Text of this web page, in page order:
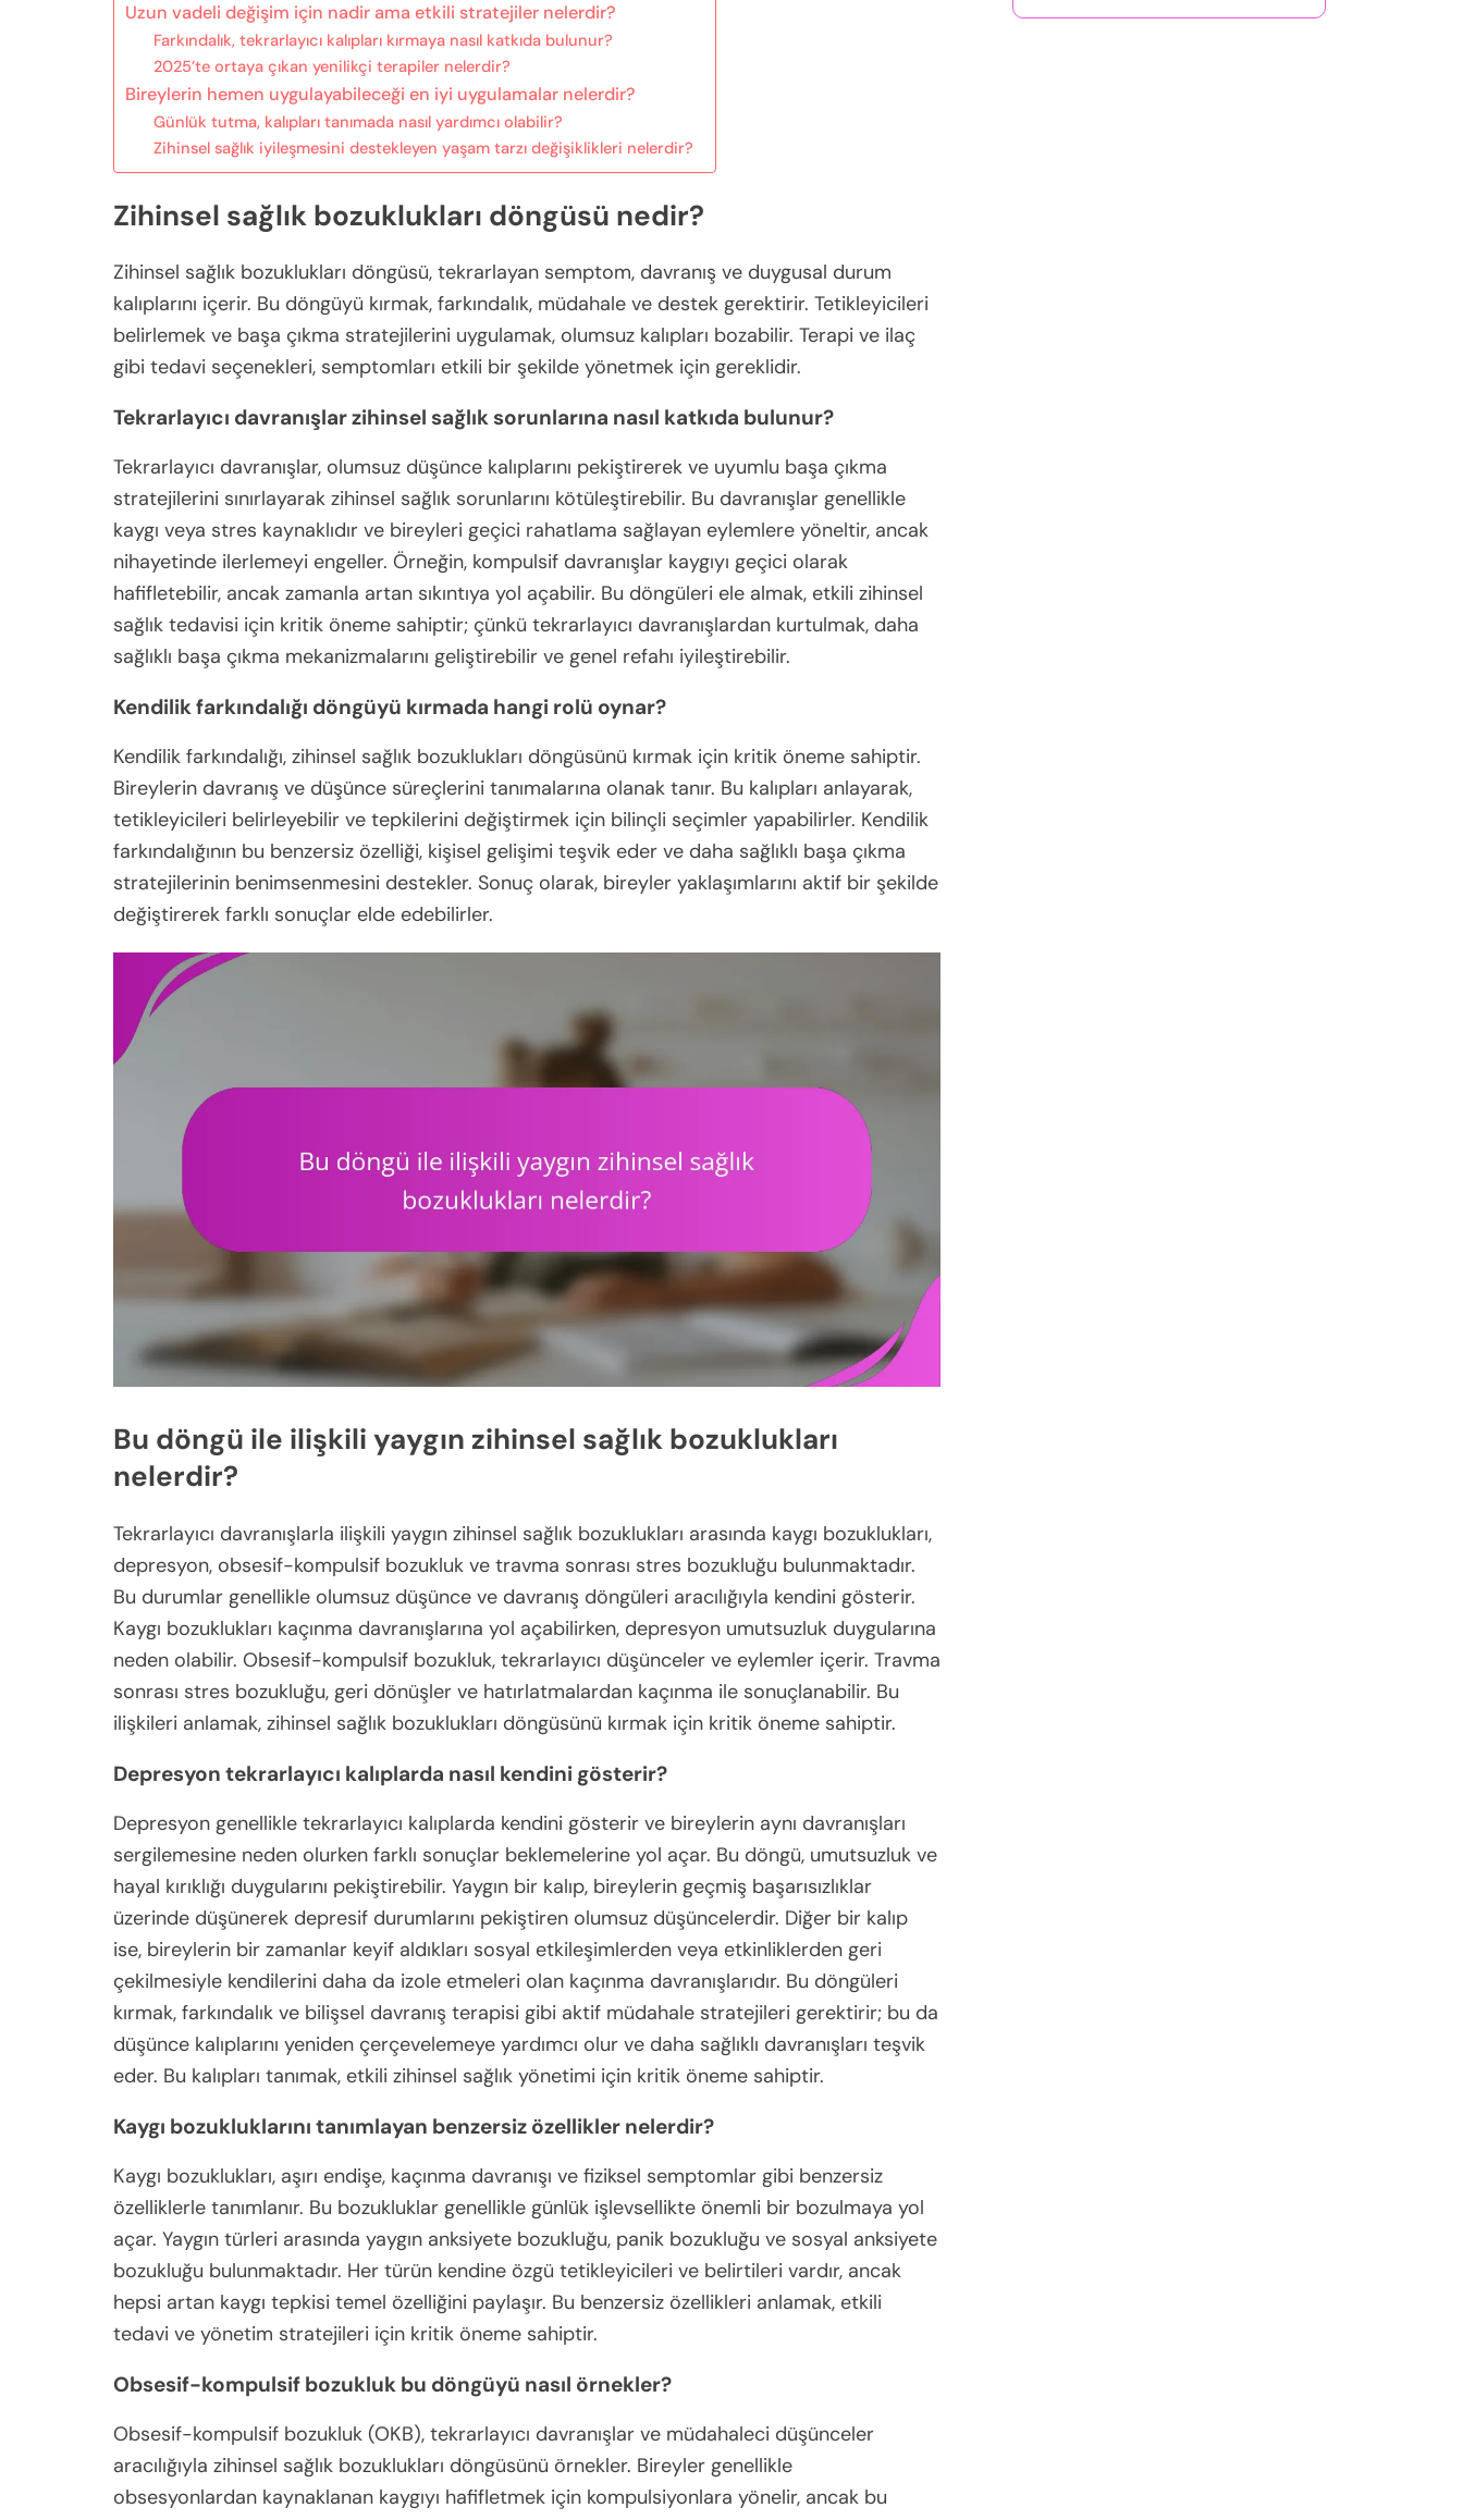
Uzun vadeli değişim için nadir ama etkili stratejiler nelerdir?
Farkındalık, tekrarlayıcı kalıpları kırmaya nasıl katkıda bulunur?
2025’te ortaya çıkan yenilikçi terapiler nelerdir?
Bireylerin hemen uygulayabileceği en iyi uygulamalar nelerdir?
Günlük tutma, kalıpları tanımada nasıl yardımcı olabilir?
Zihinsel sağlık iyileşmesini destekleyen yaşam tarzı değişiklikleri nelerdir?
Zihinsel sağlık bozuklukları döngüsü nedir?
Zihinsel sağlık bozuklukları döngüsü, tekrarlayan semptom, davranış ve duygusal durum
kalıplarını içerir. Bu döngüyü kırmak, farkındalık, müdahale ve destek gerektirir. Tetikleyicileri
belirlemek ve başa çıkma stratejilerini uygulamak, olumsuz kalıpları bozabilir. Terapi ve ilaç
gibi tedavi seçenekleri, semptomları etkili bir şekilde yönetmek için gereklidir.
Tekrarlayıcı davranışlar zihinsel sağlık sorunlarına nasıl katkıda bulunur?
Tekrarlayıcı davranışlar, olumsuz düşünce kalıplarını pekiştirerek ve uyumlu başa çıkma
stratejilerini sınırlayarak zihinsel sağlık sorunlarını kötüleştirebilir. Bu davranışlar genellikle
kaygı veya stres kaynaklıdır ve bireyleri geçici rahatlama sağlayan eylemlere yöneltir, ancak
nihayetinde ilerlemeyi engeller. Örneğin, kompulsif davranışlar kaygıyı geçici olarak
hafifletebilir, ancak zamanla artan sıkıntıya yol açabilir. Bu döngüleri ele almak, etkili zihinsel
sağlık tedavisi için kritik öneme sahiptir; çünkü tekrarlayıcı davranışlardan kurtulmak, daha
sağlıklı başa çıkma mekanizmalarını geliştirebilir ve genel refahı iyileştirebilir.
Kendilik farkındalığı döngüyü kırmada hangi rolü oynar?
Kendilik farkındalığı, zihinsel sağlık bozuklukları döngüsünü kırmak için kritik öneme sahiptir.
Bireylerin davranış ve düşünce süreçlerini tanımalarına olanak tanır. Bu kalıpları anlayarak,
tetikleyicileri belirleyebilir ve tepkilerini değiştirmek için bilinçli seçimler yapabilirler. Kendilik
farkındalığının bu benzersiz özelliği, kişisel gelişimi teşvik eder ve daha sağlıklı başa çıkma
stratejilerinin benimsenmesini destekler. Sonuç olarak, bireyler yaklaşımlarını aktif bir şekilde
değiştirerek farklı sonuçlar elde edebilirler.
Bu döngü ile ilişkili yaygın zihinsel sağlık bozuklukları
nelerdir?
Tekrarlayıcı davranışlarla ilişkili yaygın zihinsel sağlık bozuklukları arasında kaygı bozuklukları,
depresyon, obsesif-kompulsif bozukluk ve travma sonrası stres bozukluğu bulunmaktadır.
Bu durumlar genellikle olumsuz düşünce ve davranış döngüleri aracılığıyla kendini gösterir.
Kaygı bozuklukları kaçınma davranışlarına yol açabilirken, depresyon umutsuzluk duygularına
neden olabilir. Obsesif-kompulsif bozukluk, tekrarlayıcı düşünceler ve eylemler içerir. Travma
sonrası stres bozukluğu, geri dönüşler ve hatırlatmalardan kaçınma ile sonuçlanabilir. Bu
ilişkileri anlamak, zihinsel sağlık bozuklukları döngüsünü kırmak için kritik öneme sahiptir.
Depresyon tekrarlayıcı kalıplarda nasıl kendini gösterir?
Depresyon genellikle tekrarlayıcı kalıplarda kendini gösterir ve bireylerin aynı davranışları
sergilemesine neden olurken farklı sonuçlar beklemelerine yol açar. Bu döngü, umutsuzluk ve
hayal kırıklığı duygularını pekiştirebilir. Yaygın bir kalıp, bireylerin geçmiş başarısızlıklar
üzerinde düşünerek depresif durumlarını pekiştiren olumsuz düşüncelerdir. Diğer bir kalıp
ise, bireylerin bir zamanlar keyif aldıkları sosyal etkileşimlerden veya etkinliklerden geri
çekilmesiyle kendilerini daha da izole etmeleri olan kaçınma davranışlarıdır. Bu döngüleri
kırmak, farkındalık ve bilişsel davranış terapisi gibi aktif müdahale stratejileri gerektirir; bu da
düşünce kalıplarını yeniden çerçevelemeye yardımcı olur ve daha sağlıklı davranışları teşvik
eder. Bu kalıpları tanımak, etkili zihinsel sağlık yönetimi için kritik öneme sahiptir.
Kaygı bozukluklarını tanımlayan benzersiz özellikler nelerdir?
Kaygı bozuklukları, aşırı endişe, kaçınma davranışı ve fiziksel semptomlar gibi benzersiz
özelliklerle tanımlanır. Bu bozukluklar genellikle günlük işlevsellikte önemli bir bozulmaya yol
açar. Yaygın türleri arasında yaygın anksiyete bozukluğu, panik bozukluğu ve sosyal anksiyete
bozukluğu bulunmaktadır. Her türün kendine özgü tetikleyicileri ve belirtileri vardır, ancak
hepsi artan kaygı tepkisi temel özelliğini paylaşır. Bu benzersiz özellikleri anlamak, etkili
tedavi ve yönetim stratejileri için kritik öneme sahiptir.
Obsesif-kompulsif bozukluk bu döngüyü nasıl örnekler?
Obsesif-kompulsif bozukluk (OKB), tekrarlayıcı davranışlar ve müdahaleci düşünceler
aracılığıyla zihinsel sağlık bozuklukları döngüsünü örnekler. Bireyler genellikle
obsesyonlardan kaynaklanan kaygıyı hafifletmek için kompulsiyonlara yönelir, ancak bu